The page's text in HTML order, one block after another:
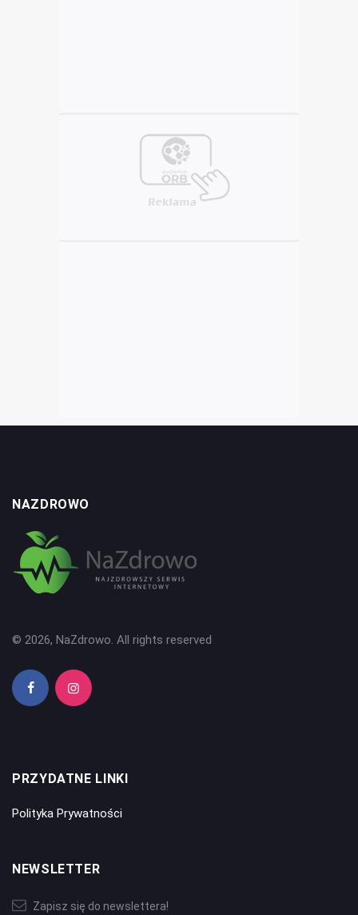
NAZDROWO
© 2026, NaZdrowo. All rights reserved
PRZYDATNE LINKI
Polityka Prywatności
NEWSLETTER
Zapisz się do newslettera!